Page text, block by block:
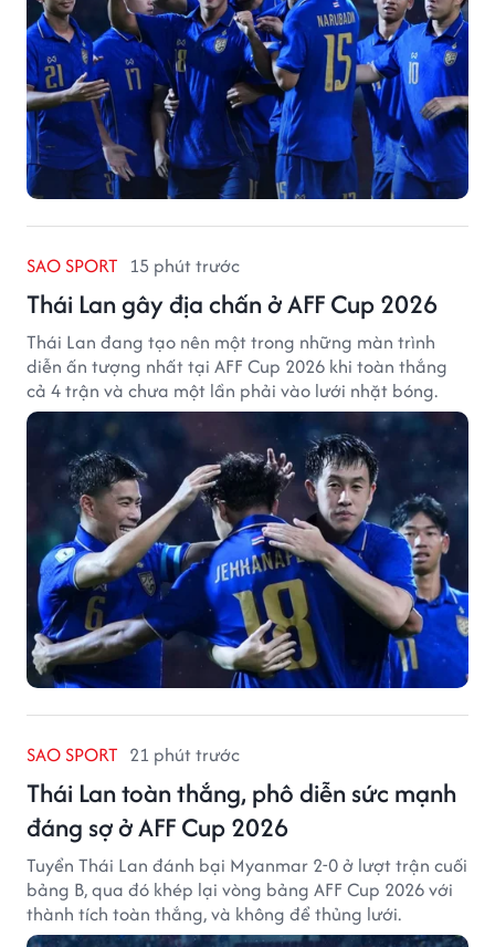
SAO SPORT 15 phút trước
Thái Lan gây địa chấn ở AFF Cup 2026
Thái Lan đang tạo nên một trong những màn trình
diễn ấn tượng nhất tại AFF Cup 2026 khi toàn thắng
cả 4 trận và chưa một lần phải vào lưới nhặt bóng.
SAO SPORT 21 phút trước
Thái Lan toàn thắng, phô diễn sức mạnh
đáng sợ ở AFF Cup 2026
Tuyển Thái Lan đánh bại Myanmar 2-0 ở lượt trận cuối
bảng B, qua đó khép lại vòng bảng AFF Cup 2026 với
thành tích toàn thắng, và không để thủng lưới.